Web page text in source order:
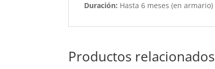
Duración: Hasta 6 meses (en armario)
Productos relacionados